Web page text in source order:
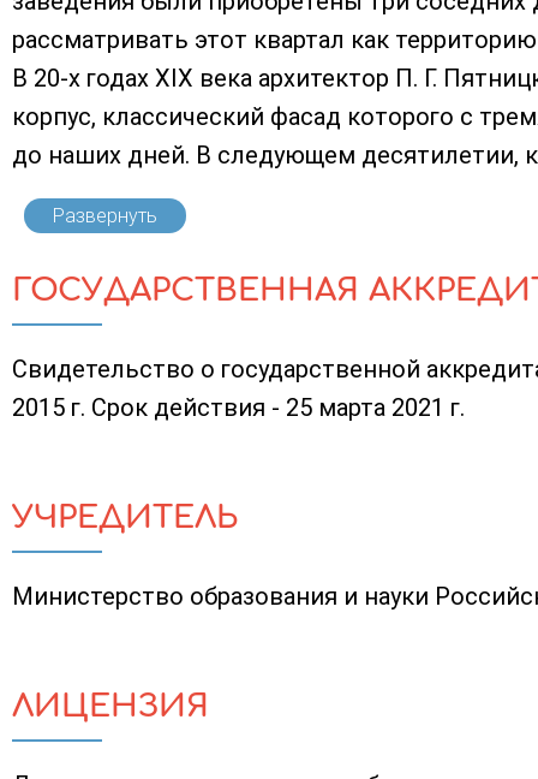
рассматривать этот квартал как
В 20-х годах XIX века архитектор П. Г.
корпус, классический фасад которого с
до наших дней. В следующем десятилетии,
Развернуть
ГОСУДАРСТВЕННАЯ
Свидетельство о государственной
2015 г. Срок действия - 25 марта 2021 г.
УЧРЕДИТЕЛЬ
Министерство образования и науки
ЛИЦЕНЗИЯ